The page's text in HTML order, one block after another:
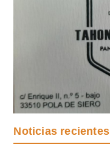
Noticias recientes